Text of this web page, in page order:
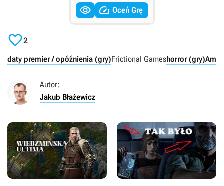
  Oceń Grę
2
daty premier / opóźnienia (gry)Frictional Gameshorror (gry)
Autor:
Jakub Błażewicz